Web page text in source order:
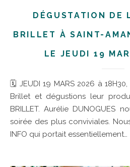
DÉGUSTATION DE
BRILLET À SAINT-
LE JEUDI 19
🗓 JEUDI 19 MARS 2026 à 18H30, nous visitions la Maison
Brillet et dégustions leur
BRILLET. Aurélie DUNOGUES
soirée des plus conviviales.
INFO qui portait essentiellement…